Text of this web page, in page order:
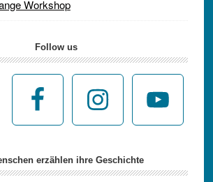
Workshop
Follow us
erzählen ihre Geschichte